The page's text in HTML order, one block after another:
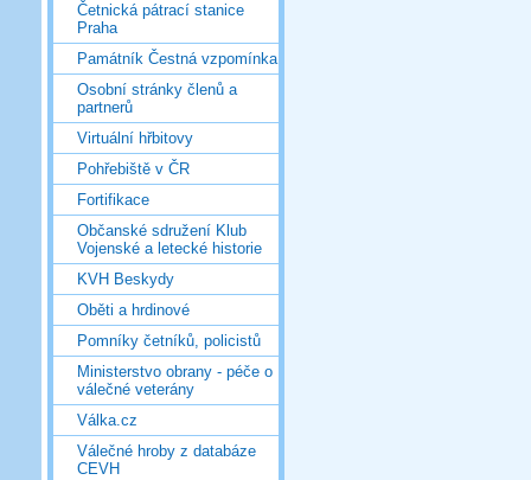
Četnická pátrací stanice
Praha
Památník Čestná vzpomínka
Osobní stránky členů a
partnerů
Virtuální hřbitovy
Pohřebiště v ČR
Fortifikace
Občanské sdružení Klub
Vojenské a letecké historie
KVH Beskydy
Oběti a hrdinové
Pomníky četníků, policistů
Ministerstvo obrany - péče o
válečné veterány
Válka.cz
Válečné hroby z databáze
CEVH